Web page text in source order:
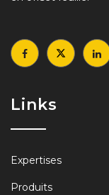
Links
Expertises
Produits